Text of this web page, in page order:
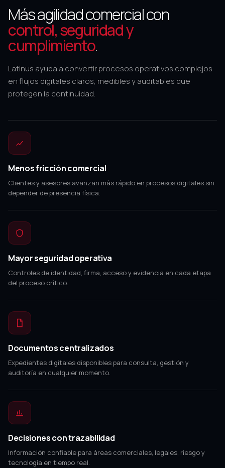
Más agilidad comercial con
control, seguridad y
cumplimiento.
Latinus ayuda a convertir procesos operativos complejos
en flujos digitales claros, medibles y auditables que
protegen la continuidad.
Menos fricción comercial
Clientes y asesores avanzan más rápido en procesos digitales sin
depender de presencia física.
Mayor seguridad operativa
Controles de identidad, firma, acceso y evidencia en cada etapa
del proceso crítico.
Documentos centralizados
Expedientes digitales disponibles para consulta, gestión y
auditoría en cualquier momento.
Decisiones con trazabilidad
Información confiable para áreas comerciales, legales, riesgo y
tecnología en tiempo real.